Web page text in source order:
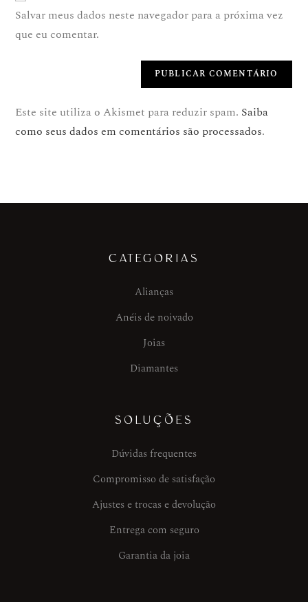
Salvar meus dados neste navegador para a próxima vez
que eu comentar.
Este site utiliza o Akismet para reduzir spam. Saiba
como seus dados em comentários são processados.
CATEGORIAS
Alianças
Anéis de noivado
Joias
Diamantes
SOLUÇÕES
Dúvidas frequentes
Compromisso de satisfação
Ajustes e trocas e devolução
Entrega com seguro
Garantia da joia